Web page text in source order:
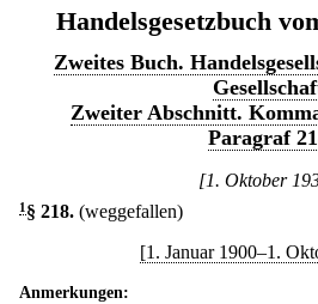
Handelsgesetzbuch
Zweites Buch.
Zweiter Abschnitt.
Paragraf
[1. Oktober
1 § 218. (weggefallen)
[1. Januar 1900–1.
Anmerkungen: